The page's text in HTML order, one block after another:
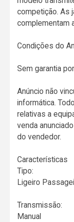
competição. As
complementam
Condições do
Sem garantia
Anúncio não
informática.
relativas a
venda
do vendedor.
Características
Tipo:
Ligeiro
Transmissão:
Manual